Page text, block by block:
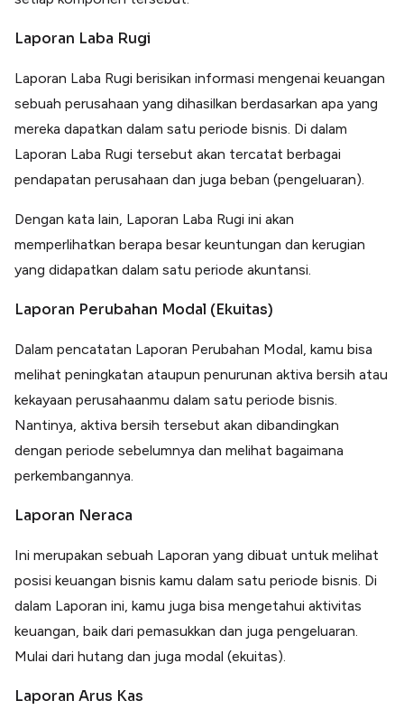
Laporan Laba Rugi
Laporan Laba Rugi berisikan informasi mengenai keuangan
sebuah perusahaan yang dihasilkan berdasarkan apa yang
mereka dapatkan dalam satu periode bisnis. Di dalam
Laporan Laba Rugi tersebut akan tercatat berbagai
pendapatan perusahaan dan juga beban (pengeluaran).
Dengan kata lain, Laporan Laba Rugi ini akan
memperlihatkan berapa besar keuntungan dan kerugian
yang didapatkan dalam satu periode akuntansi.
Laporan Perubahan Modal (Ekuitas)
Dalam pencatatan Laporan Perubahan Modal, kamu bisa
melihat peningkatan ataupun penurunan aktiva bersih atau
kekayaan perusahaanmu dalam satu periode bisnis.
Nantinya, aktiva bersih tersebut akan dibandingkan
dengan periode sebelumnya dan melihat bagaimana
perkembangannya.
Laporan Neraca
Ini merupakan sebuah Laporan yang dibuat untuk melihat
posisi keuangan bisnis kamu dalam satu periode bisnis. Di
dalam Laporan ini, kamu juga bisa mengetahui aktivitas
keuangan, baik dari pemasukkan dan juga pengeluaran.
Mulai dari hutang dan juga modal (ekuitas).
Laporan Arus Kas